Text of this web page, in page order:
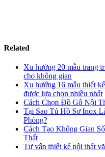
Related
Xu hướng 20 mẫu trang
cho không gian
Xu hướng 16 mẫu thiết
được lựa chọn nhiều nhất
Cách Chọn Đồ Gỗ Nội
Tại Sao Tủ Hồ Sơ Inox
Phòng?
Cách Tạo Không Gian
Thất
Tư vấn thiết kế nội thất